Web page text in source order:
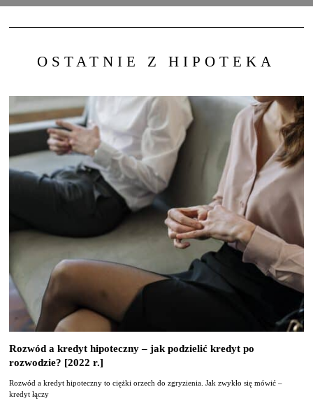
OSTATNIE Z HIPOTEKA
Rozwód a kredyt hipoteczny – jak podzielić kredyt po
rozwodzie? [2022 r.]
Rozwód a kredyt hipoteczny to ciężki orzech do zgryzienia. Jak zwykło się mówić –
kredyt łączy